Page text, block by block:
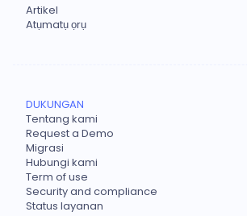
Artikel
Atụmatụ ọrụ
DUKUNGAN
Tentang kami
Request a Demo
Migrasi
Hubungi kami
Term of use
Security and compliance
Status layanan